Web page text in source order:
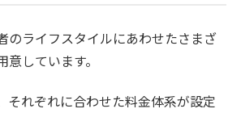
のライフスタイルにあわせたさまざ
しています。
それぞれに合わせた料金体系が設定